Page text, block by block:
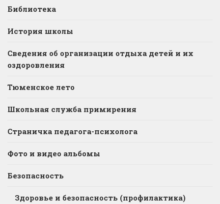
Библиотека
История школы
Сведения об организации отдыха детей и их
оздоровления
Тюменское лето
Школьная служба примирения
Страничка педагога-психолога
Фото и видео альбомы
Безопасность
Здоровье и безопасность (профилактика)